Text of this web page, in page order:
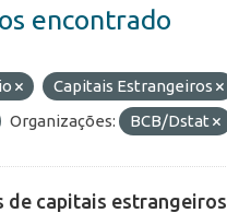
encontrado
Capitais Estrangeiros
Organizações: BCB/Dstat
de capitais estrangeiros